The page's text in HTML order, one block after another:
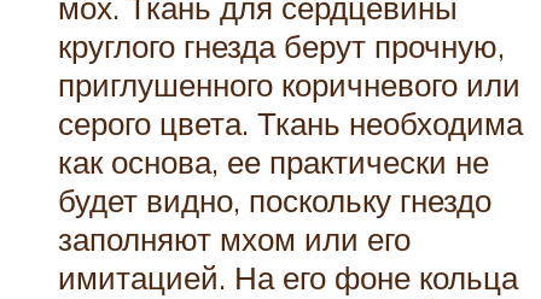
круглого гнезда берут прочную,
приглушенного коричневого или
серого цвета. Ткань необходима
как основа, ее практически не
будет видно, поскольку гнездо
заполняют мхом или его
имитацией. На его фоне кольца